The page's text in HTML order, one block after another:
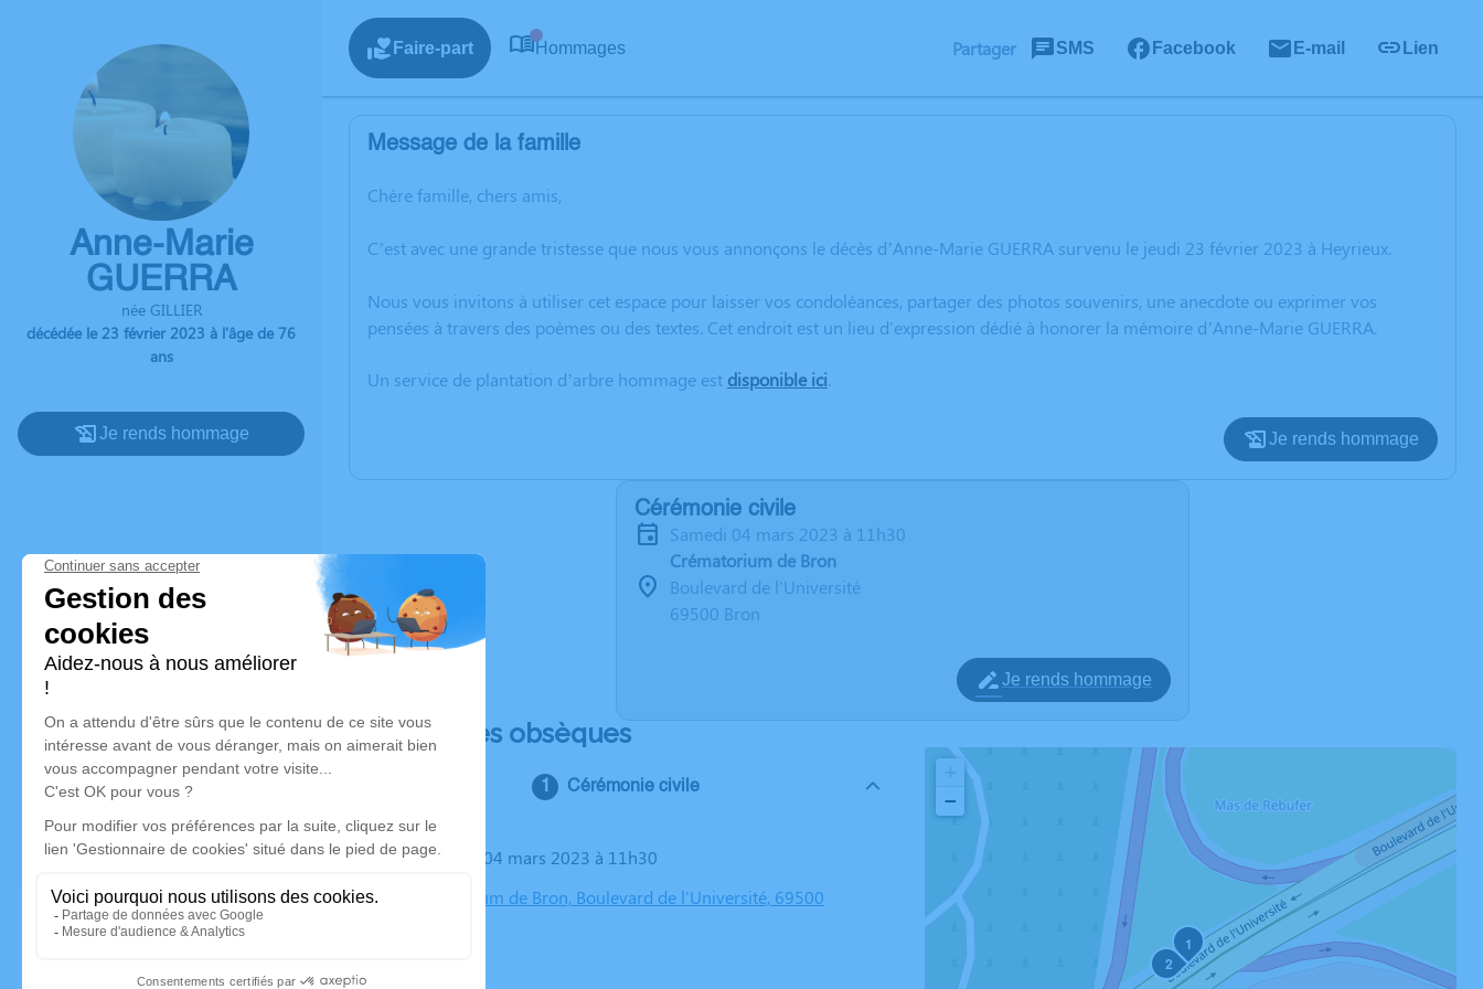
Anne-Marie
GUERRA
née GILLIER
décédée le 23 février 2023 à l'âge de 76
ans
Je rends hommage
Faire-part Hommages Partager SMS Facebook E-mail Lien
Message de la famille
Chère famille, chers amis,
C’est avec une grande tristesse que nous vous annonçons le décès d’Anne-Marie GUERRA survenu le jeudi 23 février 2023 à Heyrieux.
Nous vous invitons à utiliser cet espace pour laisser vos condoléances, partager des photos souvenirs, une anecdote ou exprimer vos
pensées à travers des poèmes ou des textes. Cet endroit est un lieu d'expression dédié à honorer la mémoire d’Anne-Marie GUERRA.
Un service de plantation d’arbre hommage est disponible ici.
Je rends hommage
Cérémonie civile
samedi 04 mars 2023 à 11h30
Crématorium de Bron
Boulevard de l'Université
69500 Bron
Je rends hommage
Déroulé des obsèques
Cérémonie civile
Le samedi 04 mars 2023 à 11h30
Crématorium de Bron, Boulevard de l'Université, 69500
1
2
−